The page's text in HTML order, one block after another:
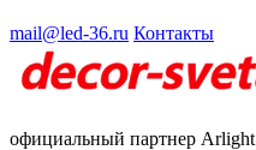
mail@led-36.ru Контакты
официальный партнер Arlight